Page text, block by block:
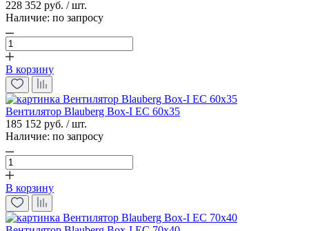
228 352 руб. / шт.
Наличие: по запросу
В корзину
Вентилятор Blauberg Box-I EC 60x35
185 152 руб. / шт.
Наличие: по запросу
В корзину